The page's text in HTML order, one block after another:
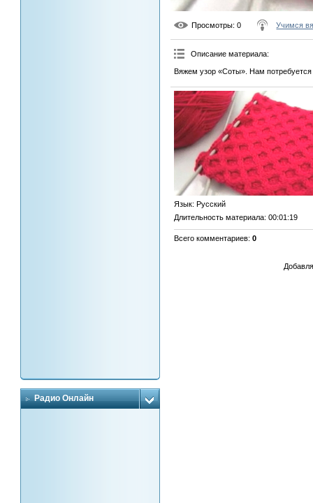
Радио Онлайн
Просмотры: 0 Учимся
Описание материала:
Вяжем узор «Соты». Нам
Язык: Русский
Длительность материала: 00:01:19
Всего комментариев:0